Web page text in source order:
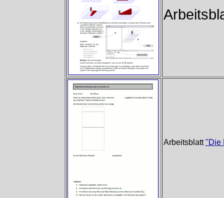
Arbeitsblatt"Die